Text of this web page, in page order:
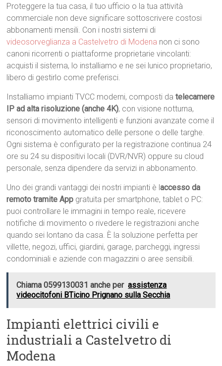
Proteggere la tua casa, il tuo ufficio o la tua attività
commerciale non deve significare sottoscrivere costosi
abbonamenti mensili. Con i nostri sistemi di
videosorveglianza a Castelvetro di Modena non ci sono
canoni ricorrenti o piattaforme proprietarie vincolanti:
acquisti il sistema, lo installiamo e ne sei lunico proprietario,
libero di gestirlo come preferisci.
Installiamo impianti TVCC moderni, composti datelecamere
IP ad alta risoluzione (anche 4K), con visione notturna,
sensori di movimento intelligenti e funzioni avanzate come il
riconoscimento automatico delle persone o delle targhe.
Ogni sistema è configurato per la registrazione continua 24
ore su 24 su dispositivi locali (DVR/NVR) oppure su cloud
personale, senza dipendere da servizi in abbonamento.
Uno dei grandi vantaggi dei nostri impianti è laccesso da
remoto tramite App gratuita per smartphone, tablet o PC:
puoi controllare le immagini in tempo reale, ricevere
notifiche di movimento o rivedere le registrazioni anche
quando sei lontano da casa. È la soluzione perfetta per
villette, negozi, uffici, giardini, garage, parcheggi, ingressi
condominiali e aziende con magazzini o aree sensibili.
Chiama 0599130031 anche per assistenza
videocitofoni BTicino Prignano sulla Secchia
Impianti elettrici civili e
industriali a Castelvetro di
Modena